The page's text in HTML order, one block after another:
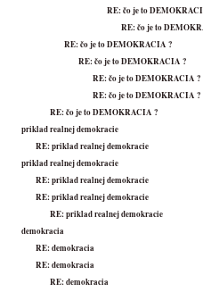
RE: čo je to
RE: čo je to
RE: čo je to DEMOKRACIA ?
RE: čo je to DEMOKRACIA ?
RE: čo je to DEMOKRACIA ?
RE: čo je to DEMOKRACIA ?
RE: čo je to DEMOKRACIA ?
priklad realnej demokracie
RE: priklad realnej demokracie
priklad realnej demokracie
RE: priklad realnej demokracie
RE: priklad realnej demokracie
RE: priklad realnej demokracie
demokracia
RE: demokracia
RE: demokracia
RE: demokracia